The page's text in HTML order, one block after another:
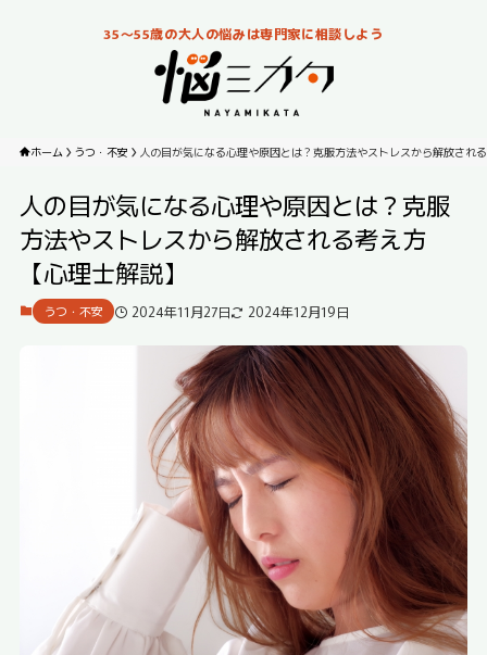
35～55歳の大人の悩みは専門家に相談しよう
ホーム うつ・不安 人の目が気になる心理や原因とは？克服方法やストレスから解放され
人の目が気になる心理や原因とは？克服
方法やストレスから解放される考え方
【心理士解説】
うつ・不安 2024年11月27日 2024年12月19日